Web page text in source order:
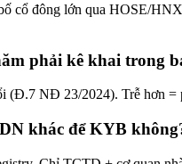
cổ đông lớn qua HOSE/
phải kê khai trong
(Đ.7 NĐ 23/2024). Trễ hơn
khác để KYB